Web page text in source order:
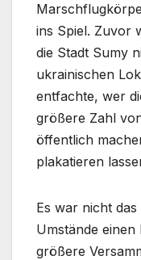
ins Spiel. Zuvor
die Stadt Sumy
ukrainischen
entfachte, wer
größere Zahl
öffentlich
plakatieren
Es war nicht
Umstände
größere